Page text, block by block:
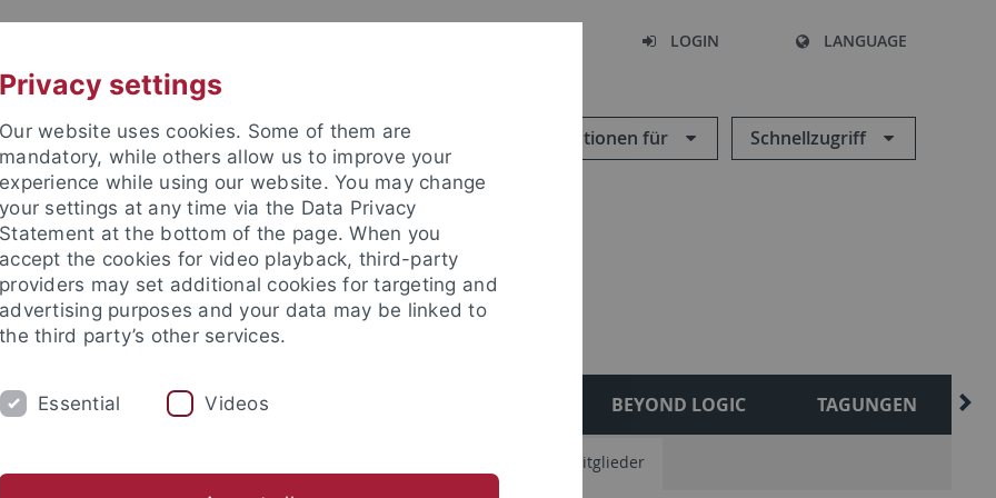
LOGIN LANGUAGE
Informationen für Schnellzugriff
OBERSEMINAR BEYOND LOGIC TAGUNGEN
Ehemalige und sonstige Mitglieder
Privacy settings
Our website uses cookies. Some of them are
mandatory, while others allow us to improve your
experience while using our website. You may change
your settings at any time via the Data Privacy
Statement at the bottom of the page. When you
accept the cookies for video playback, third-party
providers may set additional cookies for targeting and
advertising purposes and your data may be linked to
the third party’s other services.
Essential Videos